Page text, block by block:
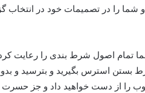
و شما را در تصمیمات خود در
تمام اصول شرط بندی را رعایت
بستن استرس بگیرید و بترسید و
از دست خواهید داد و جز حسرت